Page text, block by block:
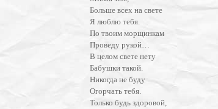
Больше всех на свете
Я люблю тебя.
По твоим морщинкам
Проведу рукой…
В целом свете нету
Бабушки такой.
Никогда не буду
Огорчать тебя.
Только будь здоровой,